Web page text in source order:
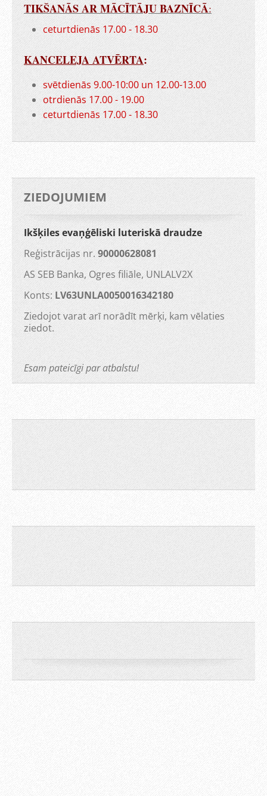
TIKŠANĀS AR MĀCĪTĀJU BAZNĪCĀ:
ceturtdienās 17.00 - 18.30
KANCELEJA ATVĒRTA:
svētdienās 9.00-10:00 un 12.00-13.00
otrdienās 17.00 - 19.00
ceturtdienās 17.00 - 18.30
ZIEDOJUMIEM
Ikšķiles evaņģēliski luteriskā draudze
Reģistrācijas nr. 90000628081
AS SEB Banka, Ogres filiāle, UNLALV2X
Konts: LV63UNLA0050016342180
Ziedojot varat arī norādīt mērķi, kam vēlaties
ziedot.
Esam pateicīgi par atbalstu!